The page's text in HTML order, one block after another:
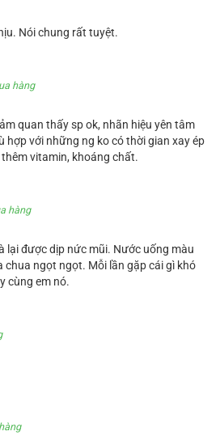
Nói chung rất tuyệt.
hàng
quan thấy sp ok, nhãn hiệu yên tâm
hợp với những ng ko có thời gian xay ép
vitamin, khoáng chất.
hàng
lại được dịp nức mũi. Nước uống màu
chua ngọt ngọt. Mỗi lần gặp cái gì khó
cùng em nó.